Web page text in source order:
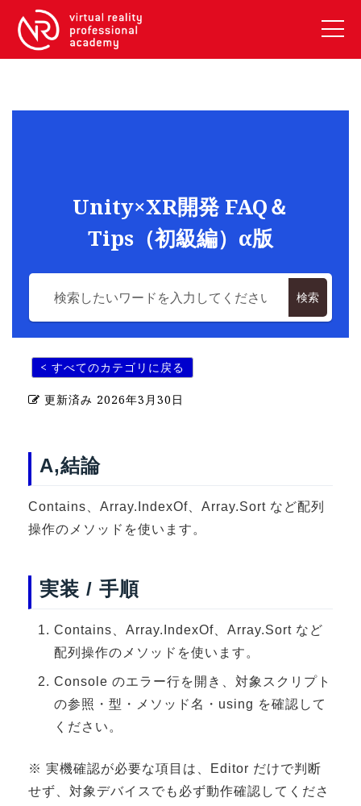
VRアカデミーとは
【2026年10月】ARエキスパートコース
【2026年10月】VRエキスパートコース
《SDGs》
U-15メタバースプログラミング講座
受講生紹介
イベント
企業向け
《3DGS》
3DGSスキャンサービス
3DGS受託開発
3D Gaussian Splatting アプリ開発研修
《受託開発》
受託開発
Unity×XR開発 FAQ＆
Tips（初級編）α版
検索
< すべてのカテゴリに戻る
更新済み 2026年3月30日
A,結論
Contains、Array.IndexOf、Array.Sort など配列
操作のメソッドを使います。
実装 / 手順
Contains、Array.IndexOf、Array.Sort など
配列操作のメソッドを使います。
Console のエラー行を開き、対象スクリプト
の参照・型・メソッド名・using を確認して
ください。
※ 実機確認が必要な項目は、Editor だけで判断
せず、対象デバイスでも必ず動作確認してくださ